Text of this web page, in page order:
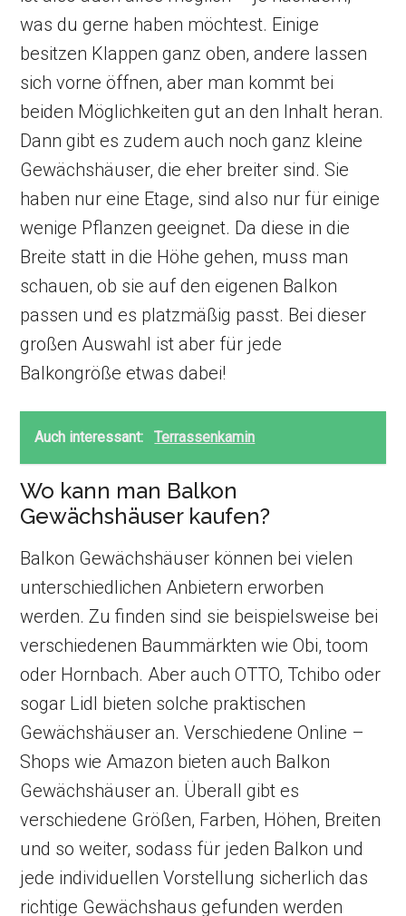
was du gerne haben möchtest. Einige
besitzen Klappen ganz oben, andere lassen
sich vorne öffnen, aber man kommt bei
beiden Möglichkeiten gut an den Inhalt heran.
Dann gibt es zudem auch noch ganz kleine
Gewächshäuser, die eher breiter sind. Sie
haben nur eine Etage, sind also nur für einige
wenige Pflanzen geeignet. Da diese in die
Breite statt in die Höhe gehen, muss man
schauen, ob sie auf den eigenen Balkon
passen und es platzmäßig passt. Bei dieser
großen Auswahl ist aber für jede
Balkongröße etwas dabei!
Auch interessant: Terrassenkamin
Wo kann man Balkon
Gewächshäuser kaufen?
Balkon Gewächshäuser können bei vielen
unterschiedlichen Anbietern erworben
werden. Zu finden sind sie beispielsweise bei
verschiedenen Baummärkten wie Obi, toom
oder Hornbach. Aber auch OTTO, Tchibo oder
sogar Lidl bieten solche praktischen
Gewächshäuser an. Verschiedene Online –
Shops wie Amazon bieten auch Balkon
Gewächshäuser an. Überall gibt es
verschiedene Größen, Farben, Höhen, Breiten
und so weiter, sodass für jeden Balkon und
jede individuellen Vorstellung sicherlich das
richtige Gewächshaus gefunden werden